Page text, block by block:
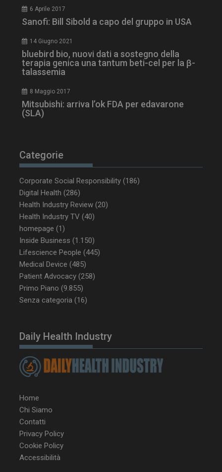
6 Aprile 2017
Sanofi: Bill Sibold a capo del gruppo in USA
14 Giugno 2021
bluebird bio, nuovi dati a sostegno della
terapia genica una tantum beti-cel per la β-
talassemia
8 Maggio 2017
Mitsubishi: arriva l’ok FDA per edavarone
(SLA)
Categorie
Corporate Social Responsibility (186)
Digital Health (286)
Health Industry Review (20)
Health Industry TV (40)
homepage (1)
Inside Business (1.150)
Lifescience People (445)
Medical Device (485)
Patient Advocacy (258)
Primo Piano (9.855)
Senza categoria (16)
Daily Health Industry
Home
Chi Siamo
Contatti
Privacy Policy
Cookie Policy
Accessibilità
tracking-sites-
ironfish-tracking-
enable
CookieScriptConsent
NOME
__Secure-ROLLOUT_TOKEN